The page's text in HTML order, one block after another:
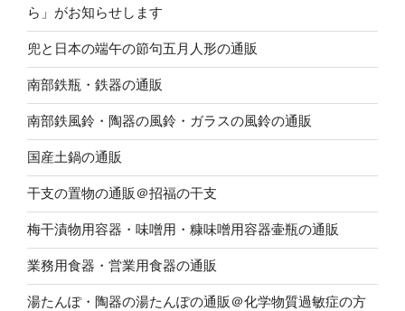
ら」がお知らせします
兜と日本の端午の節句五月人形の通販
南部鉄瓶・鉄器の通販
南部鉄風鈴・陶器の風鈴・ガラスの風鈴の通販
国産土鍋の通販
干支の置物の通販＠招福の干支
梅干漬物用容器・味噌用・糠味噌用容器壷瓶の通販
業務用食器・営業用食器の通販
湯たんぽ・陶器の湯たんぽの通販＠化学物質過敏症の方